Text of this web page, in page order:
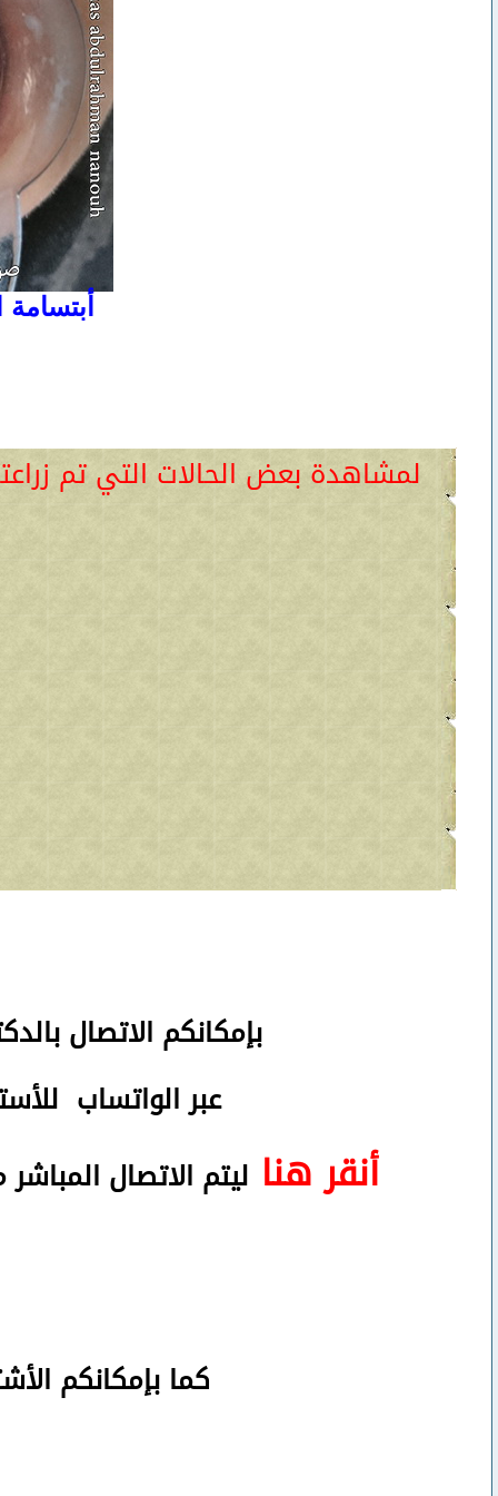
لمشاهدة بعض الحالات التي تم
بإمكانكم الاتصال
عبر الواتساب
أنقر هنا ليتم الاتصال
كما بإمكانكم